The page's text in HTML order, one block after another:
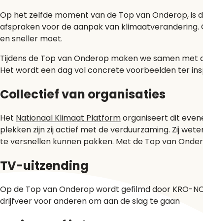
Op het zelfde moment van de Top van Onderop,
afspraken voor de aanpak van
en sneller moet.
Tijdens de Top van Onderop maken we samen
Het wordt een dag vol concrete voorbeelden ter
Collectief van organisaties
Het Nationaal Klimaat Platformorganiseert dit
plekken zijn zij actief met de verduurzaming. Zij
te versnellen kunnen pakken. Met de Top van
TV-uitzending
Op de Top van Onderop wordt gefilmd door KRO-
drijfveer voor anderen om aan de slag te gaan